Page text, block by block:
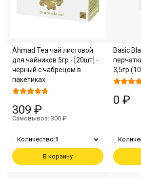
Ahmad Tea чай листовой
для чайников 5гр - [20шт] -
черный с чабрецом в
пакетиках
309 ₽
Самовывоз: 300 ₽
Количество:1
В корзину
Basic
3,5гр
0 ₽